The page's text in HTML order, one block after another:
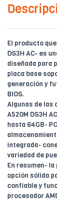
El producto
DS3H AC- es
diseñada para
placa base
generación y
BIOS.
Algunas de las
A520M DS3H
hasta 64GB-
integrada-
variedad de
En resumen- la
opción sólida
confiable y
procesador